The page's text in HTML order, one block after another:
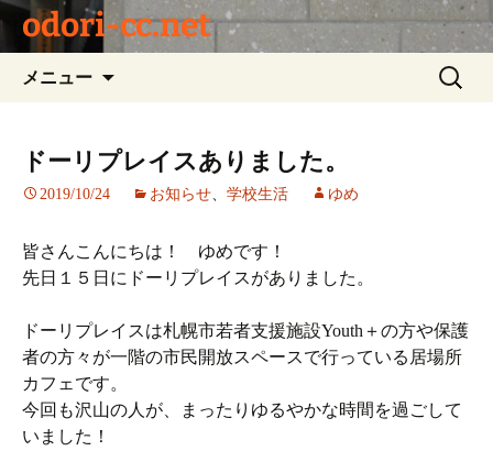
odori-cc.net
メニュー
ン
ツ
キ
ッ
検
索:
ドーリプレイスありました。
2019/10/24 お知らせ、 学校生活 ゆめ
皆さんこんにちは！ ゆめです！
先日１５日にドーリプレイスがありました。
ドーリプレイスは札幌市若者支援施設Youth＋の方や保護
者の方々が一階の市民開放スペースで行っている居場所
カフェです。
今回も沢山の人が、まったりゆるやかな時間を過ごして
いました！